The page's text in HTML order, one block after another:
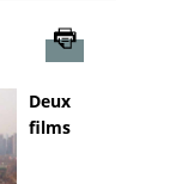
Deux
films